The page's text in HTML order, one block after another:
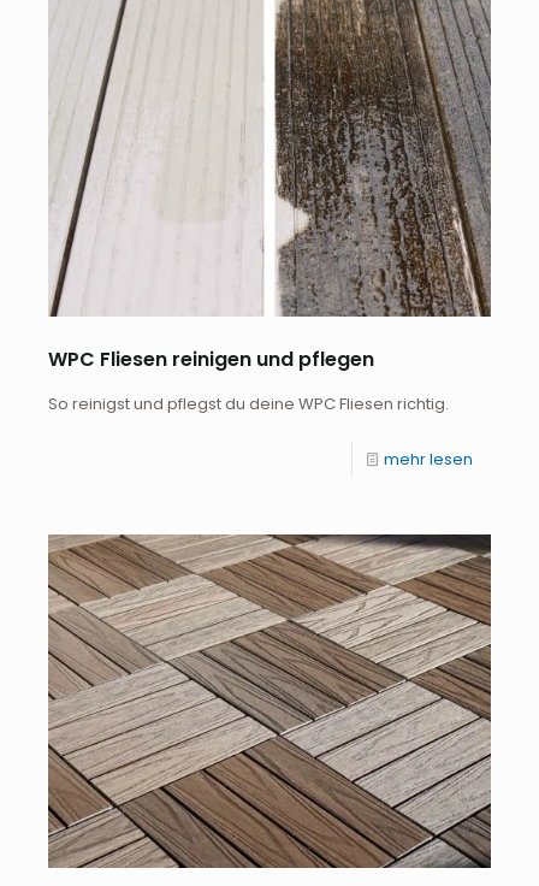
WPC Fliesen reinigen und pflegen
So reinigst und pflegst du deine WPC Fliesen richtig.
mehr lesen